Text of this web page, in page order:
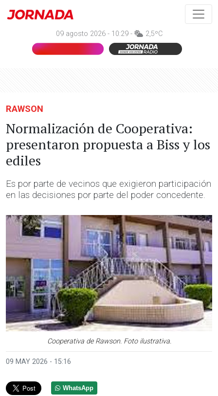
09 agosto 2026 - 10:29 - 2,5ºC
RAWSON
Normalización de Cooperativa:
presentaron propuesta a Biss y los
ediles
Es por parte de vecinos que exigieron participación
en las decisiones por parte del poder concedente.
Cooperativa de Rawson. Foto ilustrativa.
09 MAY 2026 - 15:16
WhatsApp